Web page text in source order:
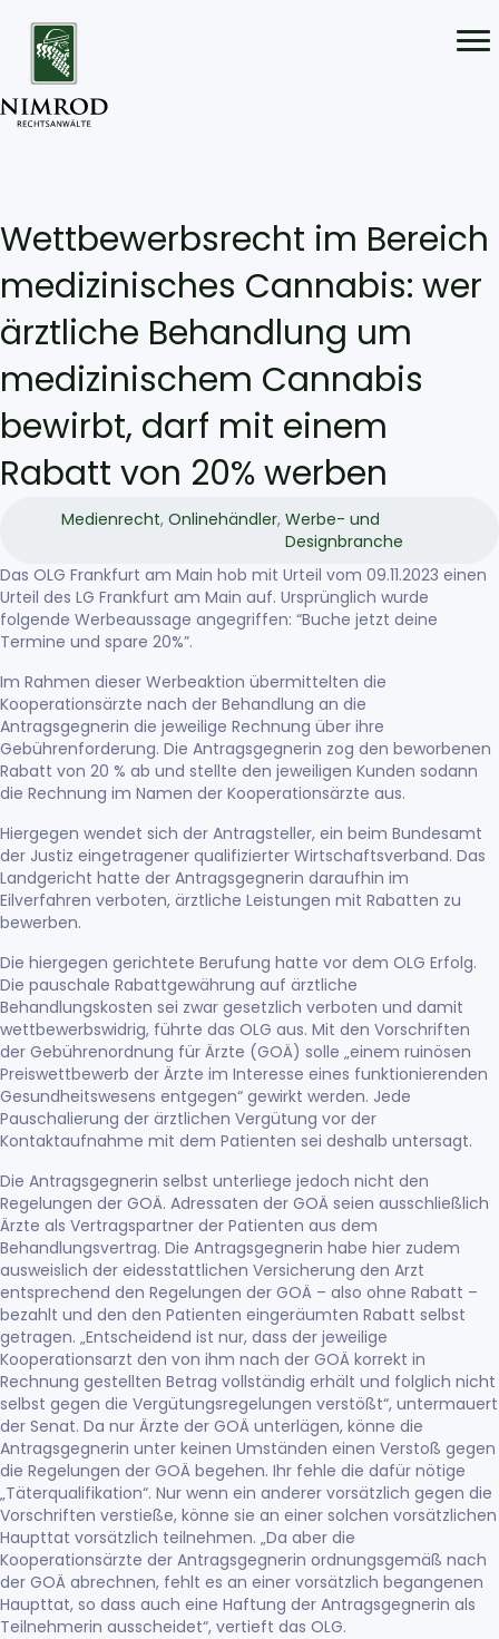
Wettbewerbsrecht im Bereich
medizinisches Cannabis: wer
ärztliche Behandlung um
medizinischem Cannabis
bewirbt, darf mit einem
Rabatt von 20% werben
Medienrecht, Onlinehändler, Werbe- und
Designbranche
Das OLG Frankfurt am Main hob mit Urteil vom 09.11.2023 einen
Urteil des LG Frankfurt am Main auf. Ursprünglich wurde
folgende Werbeaussage angegriffen: “Buche jetzt deine
Termine und spare 20%”.
Im Rahmen dieser Werbeaktion übermittelten die
Kooperationsärzte nach der Behandlung an die
Antragsgegnerin die jeweilige Rechnung über ihre
Gebührenforderung. Die Antragsgegnerin zog den beworbenen
Rabatt von 20 % ab und stellte den jeweiligen Kunden sodann
die Rechnung im Namen der Kooperationsärzte aus.
Hiergegen wendet sich der Antragsteller, ein beim Bundesamt
der Justiz eingetragener qualifizierter Wirtschaftsverband. Das
Landgericht hatte der Antragsgegnerin daraufhin im
Eilverfahren verboten, ärztliche Leistungen mit Rabatten zu
bewerben.
Die hiergegen gerichtete Berufung hatte vor dem OLG Erfolg.
Die pauschale Rabattgewährung auf ärztliche
Behandlungskosten sei zwar gesetzlich verboten und damit
wettbewerbswidrig, führte das OLG aus. Mit den Vorschriften
der Gebührenordnung für Ärzte (GOÄ) solle „einem ruinösen
Preiswettbewerb der Ärzte im Interesse eines funktionierenden
Gesundheitswesens entgegen“ gewirkt werden. Jede
Pauschalierung der ärztlichen Vergütung vor der
Kontaktaufnahme mit dem Patienten sei deshalb untersagt.
Die Antragsgegnerin selbst unterliege jedoch nicht den
Regelungen der GOÄ. Adressaten der GOÄ seien ausschließlich
Ärzte als Vertragspartner der Patienten aus dem
Behandlungsvertrag. Die Antragsgegnerin habe hier zudem
ausweislich der eidesstattlichen Versicherung den Arzt
entsprechend den Regelungen der GOÄ – also ohne Rabatt –
bezahlt und den den Patienten eingeräumten Rabatt selbst
getragen. „Entscheidend ist nur, dass der jeweilige
Kooperationsarzt den von ihm nach der GOÄ korrekt in
Rechnung gestellten Betrag vollständig erhält und folglich nicht
selbst gegen die Vergütungsregelungen verstößt“, untermauert
der Senat. Da nur Ärzte der GOÄ unterlägen, könne die
Antragsgegnerin unter keinen Umständen einen Verstoß gegen
die Regelungen der GOÄ begehen. Ihr fehle die dafür nötige
„Täterqualifikation“. Nur wenn ein anderer vorsätzlich gegen die
Vorschriften verstieße, könne sie an einer solchen vorsätzlichen
Haupttat vorsätzlich teilnehmen. „Da aber die
Kooperationsärzte der Antragsgegnerin ordnungsgemäß nach
der GOÄ abrechnen, fehlt es an einer vorsätzlich begangenen
Haupttat, so dass auch eine Haftung der Antragsgegnerin als
Teilnehmerin ausscheidet“, vertieft das OLG.